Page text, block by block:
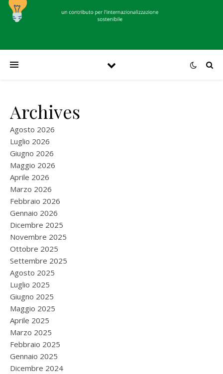
Archives
Agosto 2026
Luglio 2026
Giugno 2026
Maggio 2026
Aprile 2026
Marzo 2026
Febbraio 2026
Gennaio 2026
Dicembre 2025
Novembre 2025
Ottobre 2025
Settembre 2025
Agosto 2025
Luglio 2025
Giugno 2025
Maggio 2025
Aprile 2025
Marzo 2025
Febbraio 2025
Gennaio 2025
Dicembre 2024